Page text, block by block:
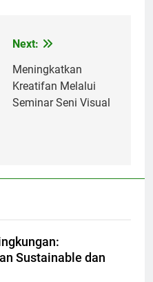
Next:
Meningkatkan
Kreatifan Melalui
Seminar Seni Visual
Sustainable dan